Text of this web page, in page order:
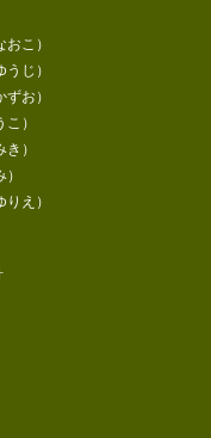
こ）
じ）
お）
）
）
え）